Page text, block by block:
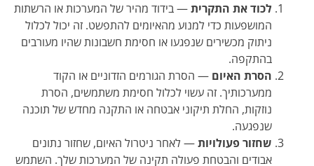
לכוד את התקרית— בידוד מהיר של המערכות או הרשתות
המושפעות כדי למנוע מהאיומים להתפשט. זה יכול לכלול
ניתוק מכשירים שנפגעו או חסימת חשבונות שהיו מעורבים
בהתקפה.
הסרת האיום — הסרת הגורמים הזדוניים או הקוד
ממערכותיך. זה עשוי לכלול חסימת משתמשים, הסרת
נוזקות, החלת תיקוני אבטחה או התקנה מחדש של תוכנה
שנפגעה.
שחזור פעולויות— לאחר ניטרול האיום, שחזור נתונים
אבודים והבטחת פעולה תקינה של המערכות שלך. השתמש